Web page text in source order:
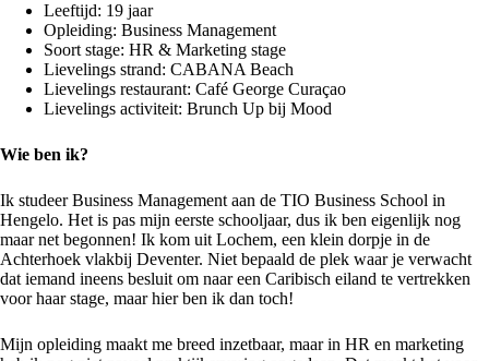
Leeftijd: 19 jaar
Opleiding: Business Management
Soort stage: HR & Marketing stage
Lievelings strand: CABANA Beach
Lievelings restaurant: Café George Curaçao
Lievelings activiteit: Brunch Up bij Mood
Wie ben ik?
Ik studeer Business Management aan de TIO Business School in
Hengelo. Het is pas mijn eerste schooljaar, dus ik ben eigenlijk nog
maar net begonnen! Ik kom uit Lochem, een klein dorpje in de
Achterhoek vlakbij Deventer. Niet bepaald de plek waar je verwacht
dat iemand ineens besluit om naar een Caribisch eiland te vertrekken
voor haar stage, maar hier ben ik dan toch!
Mijn opleiding maakt me breed inzetbaar, maar in HR en marketing